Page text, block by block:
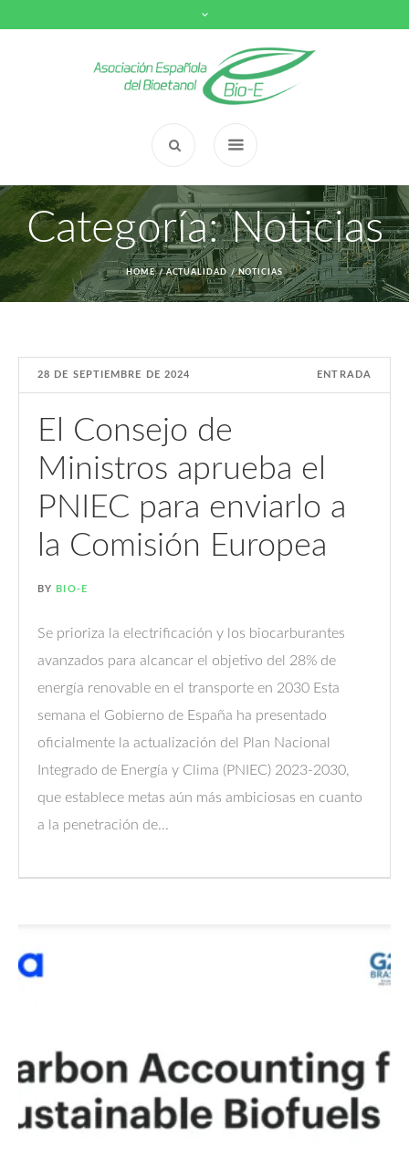
Categoría:Noticias
HOME /ACTUALIDAD /NOTICIAS
28 DE SEPTIEMBRE DE 2024 ENTRADA
El Consejo de
Ministros aprueba el
PNIEC para enviarlo a
la Comisión Europea
BY BIO-E
Se prioriza la electrificación y los biocarburantes
avanzados para alcancar el objetivo del 28% de
energía renovable en el transporte en 2030 Esta
semana el Gobierno de España ha presentado
oficialmente la actualización del Plan Nacional
Integrado de Energía y Clima (PNIEC) 2023-2030,
que establece metas aún más ambiciosas en cuanto
a la penetración de...